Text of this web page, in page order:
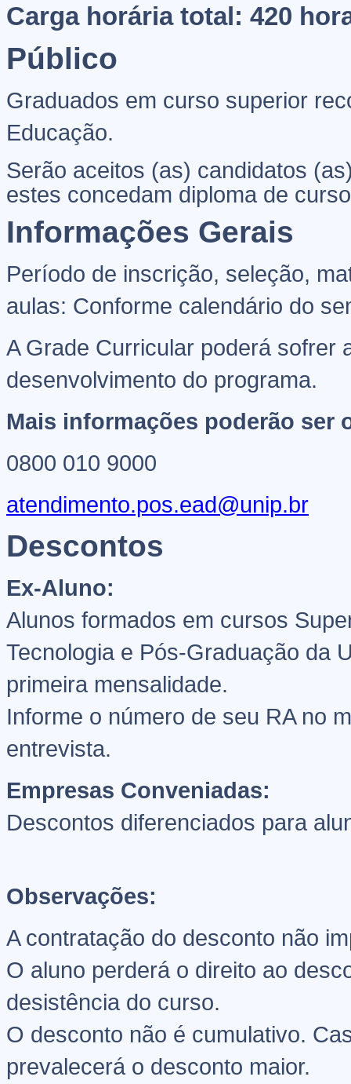
Carga horária total: 420
Público
Graduados em curso superior
Educação.
Serão aceitos (as) candidatos
estes concedam diploma de
Informações Gerais
Período de inscrição, seleção,
aulas: Conforme calendário do
A Grade Curricular poderá sofrer
desenvolvimento do programa.
Mais informações poderão ser
0800 010 9000
atendimento.pos.ead@unip.br
Descontos
Ex-Aluno:
Alunos formados em cursos
Tecnologia e Pós-Graduação da
primeira mensalidade.
Informe o número de seu RA no
entrevista.
Empresas Conveniadas:
Descontos diferenciados para
Observações:
A contratação do desconto não
O aluno perderá o direito ao
desistência do curso.
O desconto não é cumulativo.
prevalecerá o desconto maior.